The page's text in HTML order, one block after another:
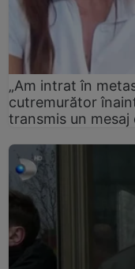
„Am intrat în
cutremurător
transmis un